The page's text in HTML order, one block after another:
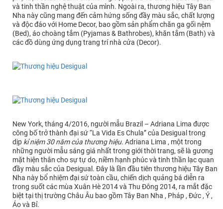
và tinh thần nghệ thuật của mình. Ngoài ra, thương hiệu Tây Ban
Nha này cũng mang đến cảm hứng sống đầy màu sắc, chất lượng
và độc đáo với Home Decor, bao gồm sản phẩm chăn ga gối nệm
(Bed), áo choàng tắm (Pyjamas & Bathrobes), khăn tắm (Bath) và
các đồ dùng ứng dụng trang trí nhà cửa (Decor).
New York, tháng 4/2016, người mẫu Brazil – Adriana Lima được
công bố trở thành đại sứ “La Vida Es Chula” của Desigual trong
dịp kỉ niệm 30 năm của thương hiệu. Adriana Lima , một trong
những người mẫu sáng giá nhất trong giới thời trang, sẽ là gương
mặt hiện thân cho sự tự do, niềm hạnh phúc và tinh thần lạc quan
đầy màu sắc của Desigual. Đây là lần đầu tiên thương hiệu Tây Ban
Nha này bổ nhiệm đại sứ toàn cầu, chiến dịch quảng bá diễn ra
trong suốt các mùa Xuân Hè 2014 và Thu Đông 2014, ra mắt đặc
biệt tại thị trường Châu Âu bao gồm Tây Ban Nha , Pháp , Đức , Ý ,
Áo và Bỉ.